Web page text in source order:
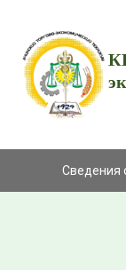
Сведения